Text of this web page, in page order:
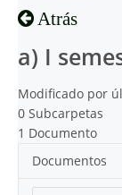
Atrás
a) I
Modificado por
0 Subcarpetas
1 Documento
Documentos